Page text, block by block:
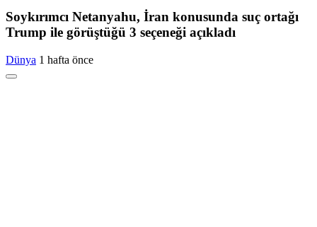
Soykırımcı Netanyahu, İran konusunda suç ortağı
Trump ile görüştüğü 3 seçeneği açıkladı
Dünya 1 hafta önce